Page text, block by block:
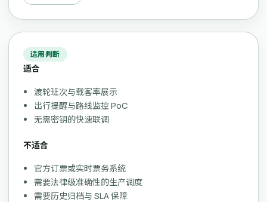
适用判断
适合
渡轮班次与载客率展示
出行提醒与路线监控 PoC
无需密钥的快速联调
不适合
官方订票或实时票务系统
需要法律级准确性的生产调度
需要历史归档与 SLA 保障